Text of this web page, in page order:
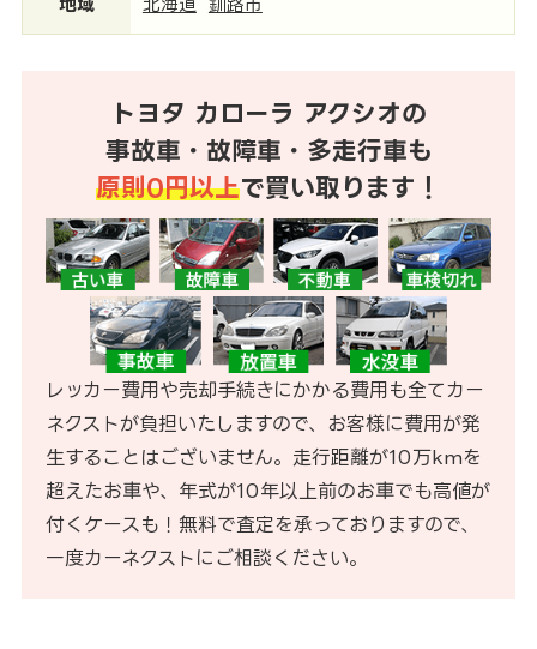
地域 北海道 釧路市
トヨタ カローラ アクシオの
事故車・故障車・多走行車も
原則0円以上で買い取ります！
レッカー費用や売却手続きにかかる費用も全てカー
ネクストが負担いたしますので、お客様に費用が発
生することはございません。走行距離が10万kmを
超えたお車や、年式が10年以上前のお車でも高値が
付くケースも！無料で査定を承っておりますので、
一度カーネクストにご相談ください。